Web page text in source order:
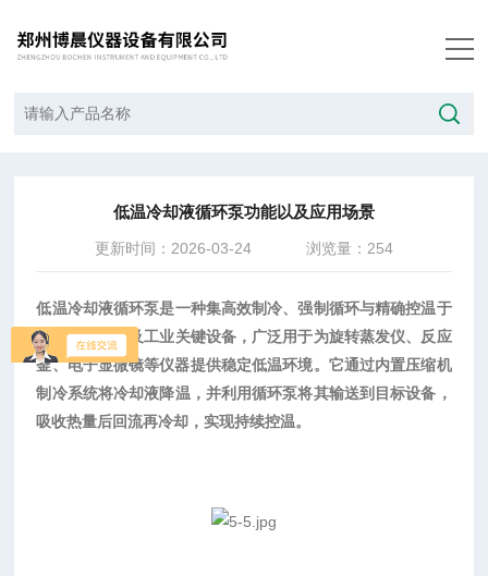
低温冷却液循环泵功能以及应用场景
更新时间：2026-03-24 浏览量：254
低温冷却液循环泵是一种集高效制冷、强制循环与精确控温于
一体的实验室及工业关键设备，广泛用于为旋转蒸发仪、反应
釜、电子显微镜等仪器提供稳定低温环境‌。它通过内置压缩机
制冷系统将冷却液降温，并利用循环泵将其输送到目标设备，
吸收热量后回流再冷却，实现持续控温。